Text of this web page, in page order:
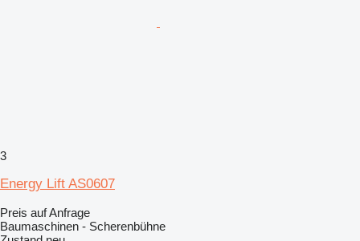
3
Energy Lift AS0607
Preis auf Anfrage
Baumaschinen - Scherenbühne